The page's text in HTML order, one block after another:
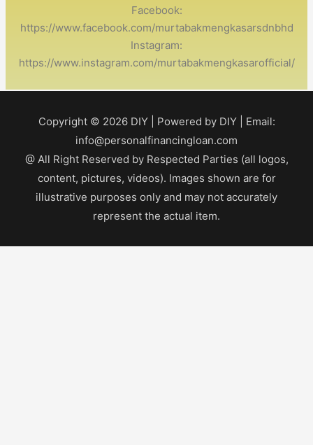
Facebook:
https://www.facebook.com/murtabakmengkasarsdnbhd
Instagram:
https://www.instagram.com/murtabakmengkasarofficial/
Copyright © 2026 DIY| Powered by DIY| Email:
info@personalfinancingloan.com
@ All Right Reserved by Respected Parties (all logos,
content, pictures, videos). Images shown are for
illustrative purposes only and may not accurately
represent the actual item.